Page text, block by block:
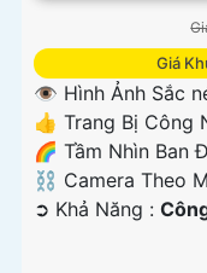
Giá
👁 Hình Ảnh Sắc
👍 Trang Bị Công
🌈 Tầm Nhìn Ban
⛓ Camera Theo
️➲ Khả Năng :